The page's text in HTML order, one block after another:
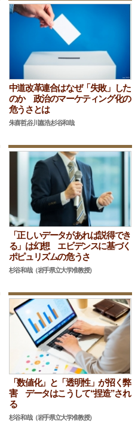
中道改革連合はなぜ「失敗」した
のか 政治のマーケティング化の
危うさとは
朱喜哲,谷川嘉浩,杉谷和哉
「正しいデータがあれば説得でき
る」は幻想 エビデンスに基づく
ポピュリズムの危うさ
杉谷和哉（岩手県立大学准教授）
「数値化」と「透明性」が招く弊
害 データはこうして“捏造”され
る
杉谷和哉（岩手県立大学准教授）